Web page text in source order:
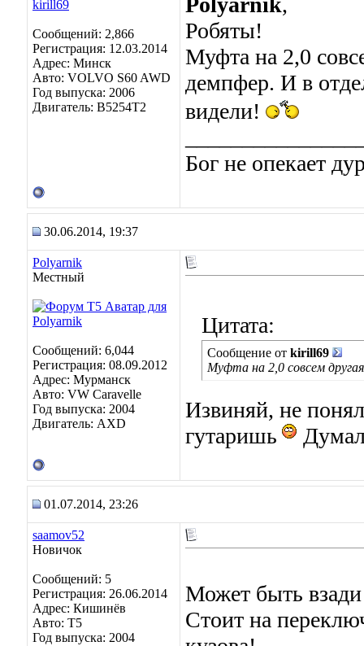
Сообщений: 2,866
Регистрация: 12.03.2014
Адрес: Минск
Авто: VOLVO S60 AWD
Год выпуска: 2006
Двигатель: B5254T2
Робяты!
Муфта на 2,0
демпфер. И в
видели!
Бог не опекает
30.06.2014, 19:37
Polyarnik
Местный
Сообщений: 6,044
Регистрация: 08.09.2012
Адрес: Мурманск
Авто: VW Caravelle
Год выпуска: 2004
Двигатель: AXD
Цитата:
Сообщение от kirill69
Муфта на 2,0 совсем
Извиняй, не
гутаришь
01.07.2014, 23:26
saamov52
Новичок
Сообщений: 5
Регистрация: 26.06.2014
Адрес: Кишинёв
Авто: Т5
Год выпуска: 2004
Может быть взади
Стоит на